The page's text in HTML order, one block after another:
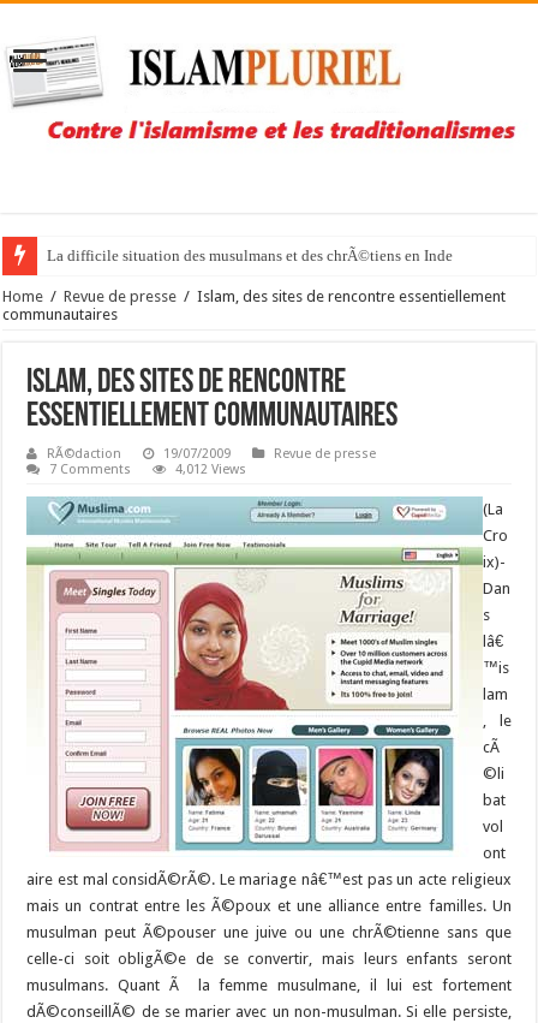
La difficile situation des musulmans et des chrÃ©tiens en Inde
Home / Revue de presse / Islam, des sites de rencontre essentiellement
communautaires
Islam, des sites de rencontre
essentiellement communautaires
RÃ©daction 19/07/2009
Revue de presse
7 Comments
4,012 Views
(La
Cro
ix)-
Dan
s
lâ€
™is
lam
, le
cÃ
©li
bat
vol
ont
aire est mal considÃ©rÃ©. Le mariage nâ€™est pas un acte religieux
mais un contrat entre les Ã©poux et une alliance entre familles. Un
musulman peut Ã©pouser une juive ou une chrÃ©tienne sans que
celle-ci soit obligÃ©e de se convertir, mais leurs enfants seront
musulmans. Quant Ã la femme musulmane, il lui est fortement
dÃ©conseillÃ© de se marier avec un non-musulman. Si elle persiste,